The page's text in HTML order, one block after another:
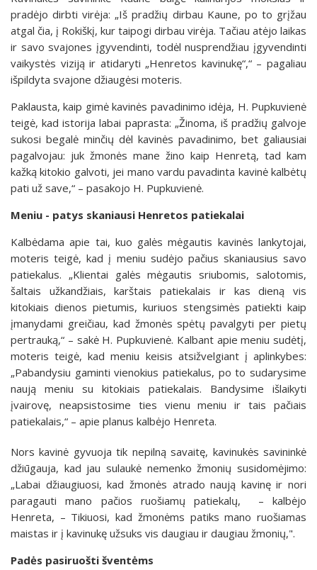
pradėjo dirbti virėja: „Iš pradžių dirbau Kaune, po to grįžau
atgal čia, į Rokiškį, kur taipogi dirbau virėja. Tačiau atėjo laikas
ir savo svajones įgyvendinti, todėl nusprendžiau įgyvendinti
vaikystės viziją ir atidaryti „Henretos kavinukę“,“ – pagaliau
išpildyta svajone džiaugėsi moteris.
Paklausta, kaip gimė kavinės pavadinimo idėja, H. Pupkuvienė
teigė, kad istorija labai paprasta: „Žinoma, iš pradžių galvoje
sukosi begalė minčių dėl kavinės pavadinimo, bet galiausiai
pagalvojau: juk žmonės mane žino kaip Henretą, tad kam
kažką kitokio galvoti, jei mano vardu pavadinta kavinė kalbėtų
pati už save,“ – pasakojo H. Pupkuvienė.
Meniu - patys skaniausi Henretos patiekalai
Kalbėdama apie tai, kuo galės mėgautis kavinės lankytojai,
moteris teigė, kad į meniu sudėjo pačius skaniausius savo
patiekalus. „Klientai galės mėgautis sriubomis, salotomis,
šaltais užkandžiais, karštais patiekalais ir kas dieną vis
kitokiais dienos pietumis, kuriuos stengsimės patiekti kaip
įmanydami greičiau, kad žmonės spėtų pavalgyti per pietų
pertrauką,“ – sakė H. Pupkuvienė. Kalbant apie meniu sudėtį,
moteris teigė, kad meniu keisis atsižvelgiant į aplinkybes:
„Pabandysiu gaminti vienokius patiekalus, po to sudarysime
naują meniu su kitokiais patiekalais. Bandysime išlaikyti
įvairovę, neapsistosime ties vienu meniu ir tais pačiais
patiekalais,“ – apie planus kalbėjo Henreta.
Nors kavinė gyvuoja tik nepilną savaitę, kavinukės savininkė
džiūgauja, kad jau sulaukė nemenko žmonių susidomėjimo:
„Labai džiaugiuosi, kad žmonės atrado naują kavinę ir nori
paragauti mano pačios ruošiamų patiekalų, – kalbėjo
Henreta, – Tikiuosi, kad žmonėms patiks mano ruošiamas
maistas ir į kavinukę užsuks vis daugiau ir daugiau žmonių,".
Padės pasiruošti šventėms